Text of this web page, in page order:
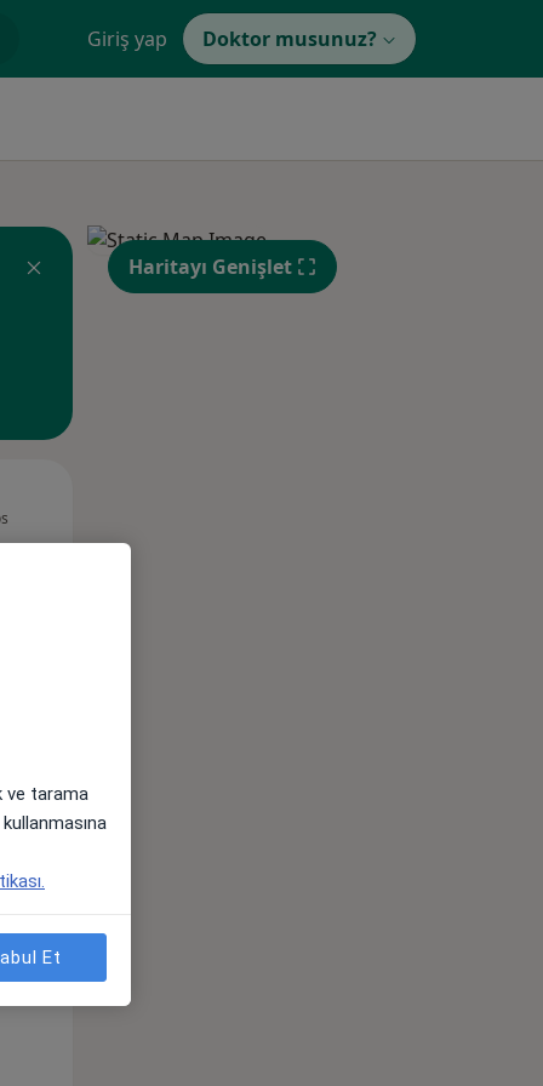
Giriş yap Doktor musunuz?
12 Ağustos
Haritayı Genişlet
ve tarama
Et